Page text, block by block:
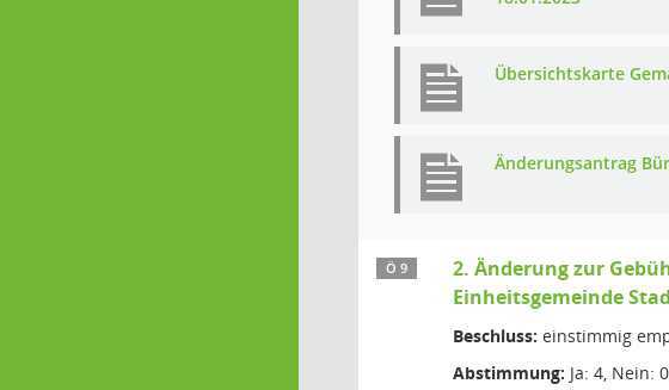
Übersichtskarte
Änderungsantrag
Ö 9
2. Änderung zur
Einheitsgemeinde
Beschluss: einstimmig
Abstimmung: Ja: 4, Nein: